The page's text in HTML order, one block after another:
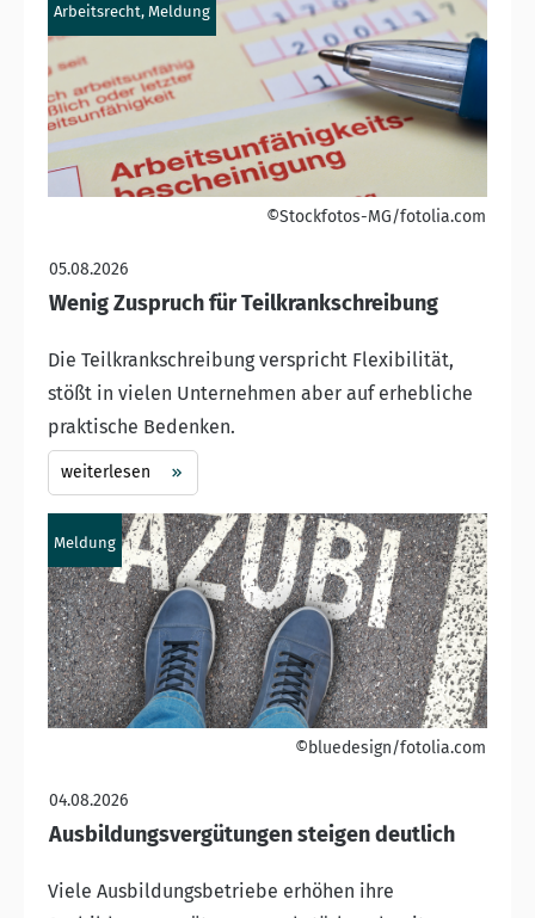
Arbeitsrecht, Meldung
©Stockfotos-MG/fotolia.com
05.08.2026
Wenig Zuspruch für Teilkrankschreibung
Die Teilkrankschreibung verspricht Flexibilität,
stößt in vielen Unternehmen aber auf erhebliche
praktische Bedenken.
weiterlesen
Meldung
©bluedesign/fotolia.com
04.08.2026
Ausbildungsvergütungen steigen deutlich
Viele Ausbildungsbetriebe erhöhen ihre